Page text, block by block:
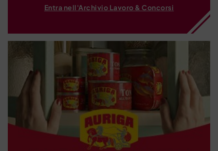
Entra nell'Archivio Lavoro & Concorsi